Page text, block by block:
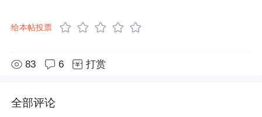
给本帖投票
83 6 打赏
全部评论